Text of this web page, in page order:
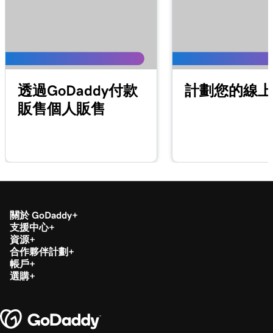
管理和編輯線上付款連結
第 16 課 (共 20 課)
將我的網域連接至線上付款連結
2m 4s
第 18 課 (共 20 課)
使用我的虛擬終端處理付款
在稅務中心下載我的1099-K表單
第 20 課 (共 20 課)
在GoDaddy付款中執行交易報告
透過GoDaddy付款
販售個人販售
計劃您的線
關於 GoDaddy
支援中心
資源
合作夥伴計劃
帳戶
選購